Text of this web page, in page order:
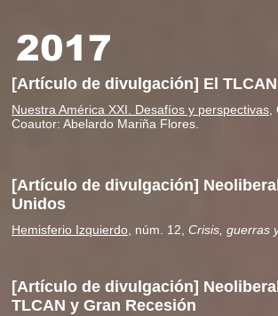
2017
[Artículo de divulgación] El
Nuestra América XXI. Desafíos y perspectivas
Coautor: Abelardo Mariña Flores.
[Artículo de divulgación]
Unidos
Hemisferio Izquierdo , núm. 12, Crisis, guerras
[Artículo de divulgación]
TLCAN y Gran Recesión